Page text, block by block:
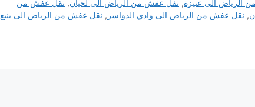
الرياض الى عنيزة, نقل عفش من الرياض الى لحيان, نقل عفش من
, نقل عفش من الرياض الى وادي الدواسر , نقل عفش من الرياض الى ينبع